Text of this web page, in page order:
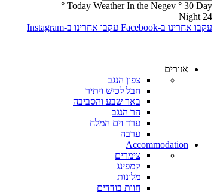
Today Weather In the Negev ° 30 Day
°
24
Night
עקבו אחרינו ב-Facebook
עקבו אחרינו ב-Instagram
אזורים
צפון הנגב
חבל לכיש ויתיר
באר שבע והסביבה
הר הנגב
ערד וים המלח
ערבה
Accommodation
צימרים
קמפינג
מלונות
חוות בודדים